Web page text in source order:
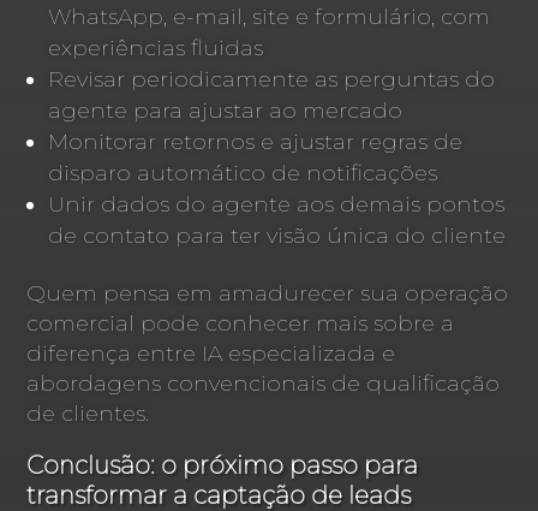
WhatsApp, e-mail, site e formulário, com
experiências fluidas
Revisar periodicamente as perguntas do
agente para ajustar ao mercado
Monitorar retornos e ajustar regras de
disparo automático de notificações
Unir dados do agente aos demais pontos
de contato para ter visão única do cliente
Quem pensa em amadurecer sua operação
comercial pode conhecer mais sobre a
diferença entre IA especializada e
abordagens convencionais de qualificação
de clientes.
Conclusão: o próximo passo para
transformar a captação de leads